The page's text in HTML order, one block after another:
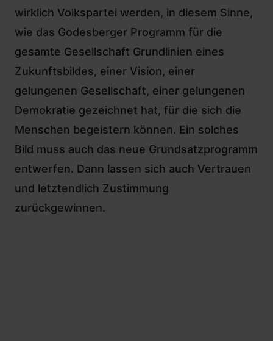
wirklich Volkspartei werden, in diesem Sinne,
wie das Godesberger Programm für die
gesamte Gesellschaft Grundlinien eines
Zukunftsbildes, einer Vision, einer
gelungenen Gesellschaft, einer gelungenen
Demokratie gezeichnet hat, für die sich die
Menschen begeistern können. Ein solches
Bild muss auch das neue Grundsatzprogramm
entwerfen. Dann lassen sich auch Vertrauen
und letztendlich Zustimmung
zurückgewinnen.